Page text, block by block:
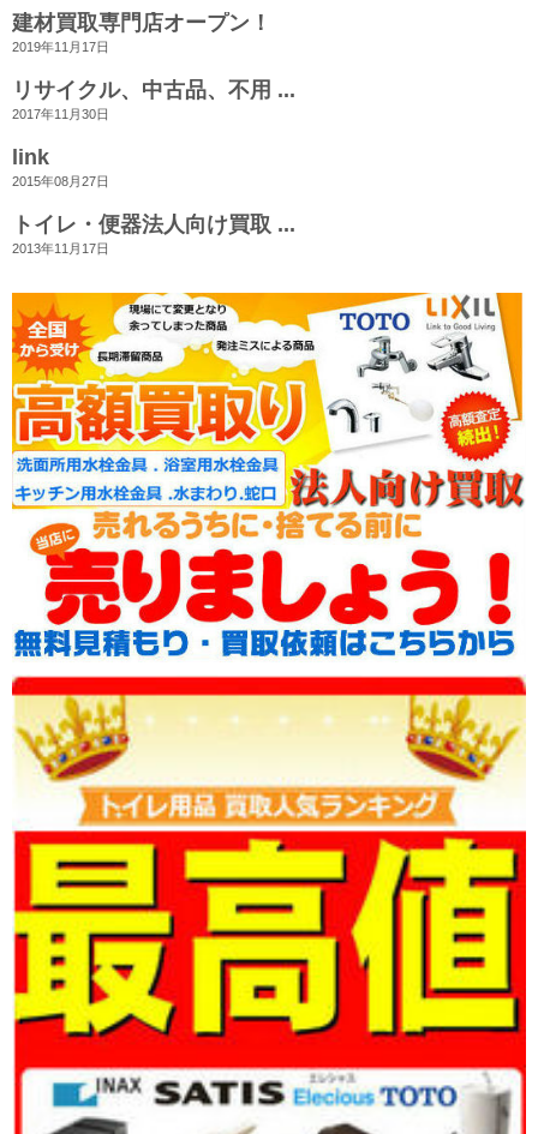
建材買取専門店オープン！
2019年11月17日
リサイクル、中古品、不用 ...
2017年11月30日
link
2015年08月27日
トイレ・便器法人向け買取 ...
2013年11月17日